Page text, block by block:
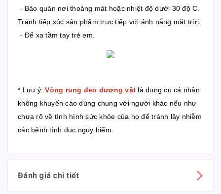
- Bảo quản nơi thoáng mát hoặc nhiệt độ dưới 30 độ C.
Tránh tiếp xúc sản phẩm trực tiếp với ánh nắng mặt trời.
- Để xa tầm tay trẻ em.
* Lưu ý:Vòng rung đeo dương vật là dụng cụ cá nhân
không khuyến cáo dùng chung với người khác nếu như
chưa rõ về tình hình sức khỏe của họ để tránh lây nhiễm
các bệnh tình dục nguy hiểm.
Đánh giá chi tiết